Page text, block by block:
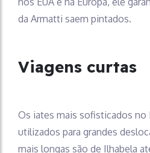
da Armatti saem pintados.
Viagens curtas
Os iates mais sofisticados no
utilizados para grandes
mais longas são de Ilhabela